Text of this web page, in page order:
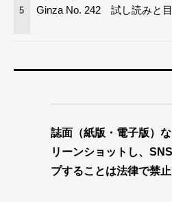
5 Ginza No. 242 試し読みと
誌面（紙版・電子版）
リーンショットし、
プすることは法律で禁止